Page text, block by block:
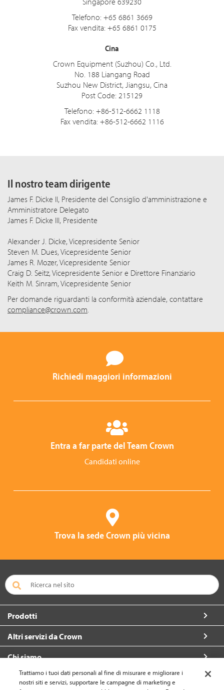
Telefono: +65 6861 3669
Fax vendita: +65 6861 0175
Cina
Crown Equipment (Suzhou) Co., Ltd.
No. 188 Liangang Road
Suzhou New District, Jiangsu, Cina
Post Code: 215129
Telefono: +86-512-6662 1118
Fax vendita: +86-512-6662 1116
Il nostro team dirigente
James F. Dicke II, Presidente del Consiglio d'amministrazione e
Amministratore Delegato
James F. Dicke III, Presidente
Alexander J. Dicke, Vicepresidente Senior
Steven M. Dues, Vicepresidente Senior
James R. Mozer, Vicepresidente Senior
Craig D. Seitz, Vicepresidente Senior e Direttore Finanziario
Keith M. Sinram, Vicepresidente Senior
Per domande riguardanti la conformità aziendale, contattare
compliance@crown.com.
Richiedi maggiori informazioni
Entra a far parte del Team Crown
Candidati online
Trova la sede Crown più vicina
Prodotti
Altri servizi da Crown
Chi siamo
Per contattarci
Trattiamo i tuoi dati personali al fine di misurare e migliorare i
nostri siti e servizi, supportare le campagne di marketing e